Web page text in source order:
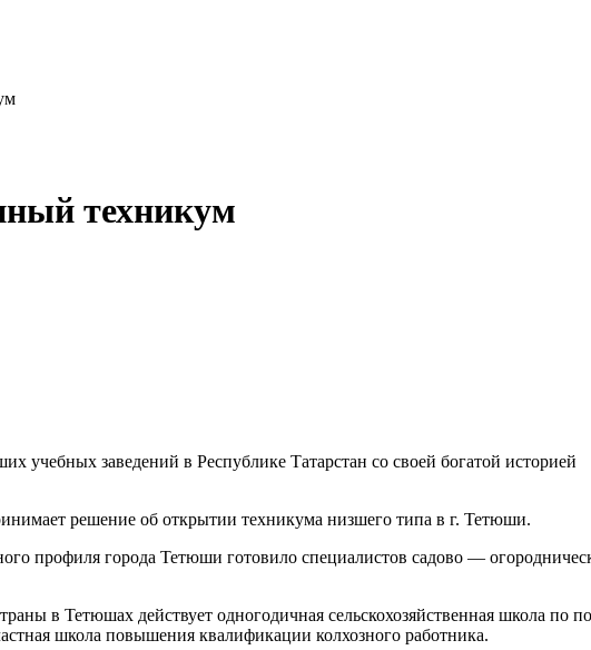
техникум
учебных заведений в Республике Татарстан со своей богатой историей
решение об открытии техникума низшего типа в г. Тетюши.
профиля города Тетюши готовило специалистов садово —
в Тетюшах действует одногодичная сельскохозяйственная школа по
школа повышения квалификации колхозного работника.